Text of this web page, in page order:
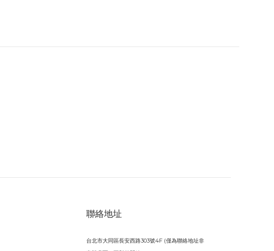
聯絡地址
台北市大同區長安西路303號4F (僅為聯絡地址非